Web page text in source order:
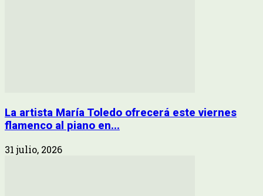
La artista María Toledo ofrecerá este viernes
flamenco al piano en...
31 julio, 2026